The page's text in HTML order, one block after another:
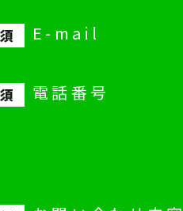
E-mail
電話番号